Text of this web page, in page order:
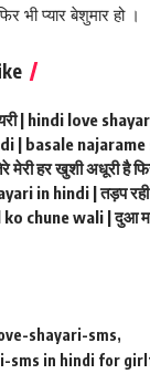
भी प्यार बेशुमार हो ।
| hindi love
| basale
मेरी हर खुशी अधूरी है
in hindi | तड़प रही
chune wali | दुआ
shayari-sms
sms in hindi for